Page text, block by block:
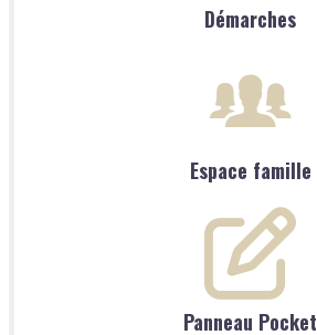
Démarches
Espace famille
Panneau Pocket